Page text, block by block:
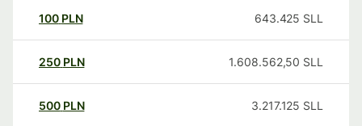
100 PLN 643.425 SLL
250 PLN 1.608.562,50 SLL
500 PLN 3.217.125 SLL